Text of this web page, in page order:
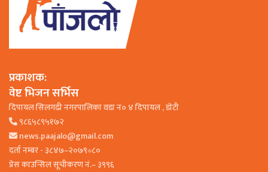
प्रकाशक:
वेष्ट भिजन सर्भिस
दिपायल सिलगढी नगरपालिका वडा न० ४ दिपायल , डाेटी
९८६५८९५१७२
news.paajalo@gmail.com
दर्ता नम्बर - ३८४७–२०७९÷८०
प्रेस काउन्सिल सूचीकरण नं.– ३९९६